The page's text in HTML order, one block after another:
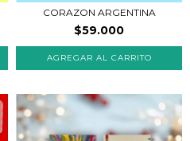
CORAZON ARGENTINA
$59.000